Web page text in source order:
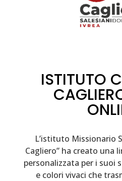
ISTITUTO
L’istituto Missionario
Cagliero” ha creato una
personalizzata per i suoi
e colori vivaci che